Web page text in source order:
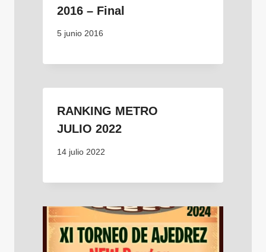
2016 – Final
5 junio 2016
RANKING METRO
JULIO 2022
14 julio 2022